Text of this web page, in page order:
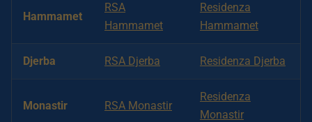
Hammamet
RSA
Hammamet
Residenza
Hammamet
Djerba RSA Djerba Residenza Djerba
Monastir RSA Monastir
Residenza
Monastir